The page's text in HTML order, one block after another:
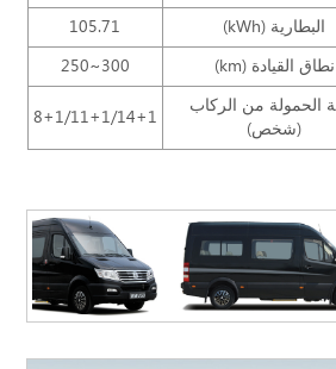
البطارية (kWh)
105.71
نطاق القيادة (km)
250~300
الحمولة من الركاب
(شخص)
8+1/11+1/14+1